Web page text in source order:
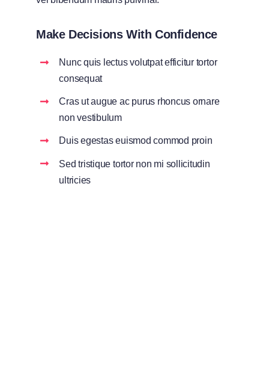
Make Decisions With Confidence
Nunc quis lectus volutpat efficitur tortor
consequat
Cras ut augue ac purus rhoncus ornare
non vestibulum
Duis egestas euismod commod proin
Sed tristique tortor non mi sollicitudin
ultricies